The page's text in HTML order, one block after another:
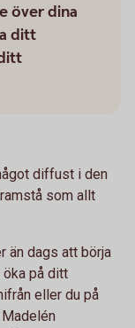
över dina
ditt
diffust i den
som allt
än dags att börja
öka på ditt
eller du på